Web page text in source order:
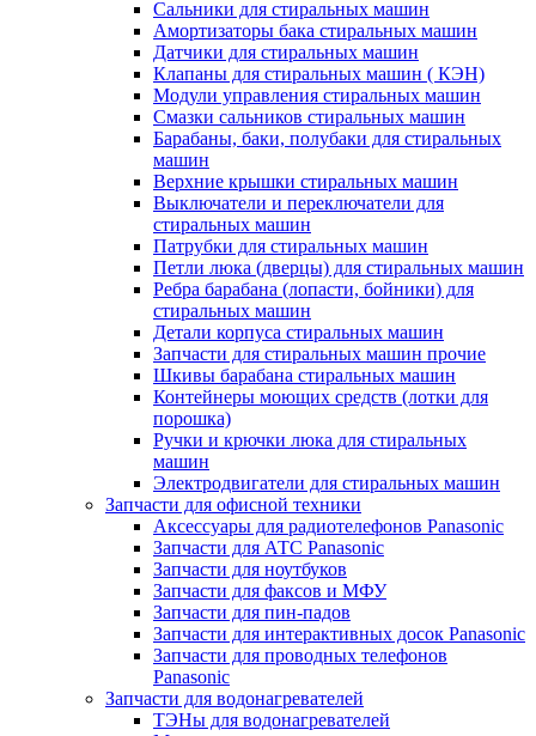
Сальники для стиральных машин
Амортизаторы бака стиральных машин
Датчики для стиральных машин
Клапаны для стиральных машин ( КЭН)
Модули управления стиральных машин
Смазки сальников стиральных машин
Барабаны, баки, полубаки для стиральных
машин
Верхние крышки стиральных машин
Выключатели и переключатели для
стиральных машин
Патрубки для стиральных машин
Петли люка (дверцы) для стиральных машин
Ребра барабана (лопасти, бойники) для
стиральных машин
Детали корпуса стиральных машин
Запчасти для стиральных машин прочие
Шкивы барабана стиральных машин
Контейнеры моющих средств (лотки для
порошка)
Ручки и крючки люка для стиральных
машин
Электродвигатели для стиральных машин
Запчасти для офисной техники
Аксессуары для радиотелефонов Panasonic
Запчасти для АТС Panasonic
Запчасти для ноутбуков
Запчасти для факсов и МФУ
Запчасти для пин-падов
Запчасти для интерактивных досок Panasonic
Запчасти для проводных телефонов
Panasonic
Запчасти для водонагревателей
ТЭНы для водонагревателей